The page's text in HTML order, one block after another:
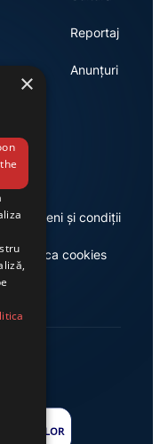
Reportaj
Anunțuri
Termeni și condiții
Politica cookies
×